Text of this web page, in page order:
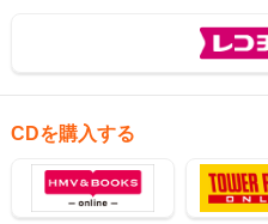
CDを購入する